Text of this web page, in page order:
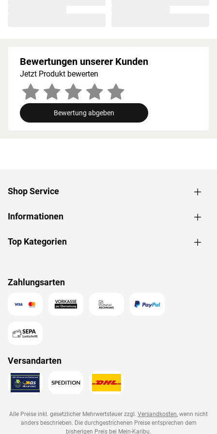
Bewertungen unserer Kunden
Jetzt Produkt bewerten
Bewertung abgeben
Shop Service
Informationen
Top Kategorien
Zahlungsarten
Versandarten
Alle Preise inkl. gesetzlicher Mehrwertsteuer zzgl. Versandkosten, wenn nicht
anders beschrieben. Die durchgestrichenen Preise entsprechen dem
bisherigen Preis bei Mein-Karibu.